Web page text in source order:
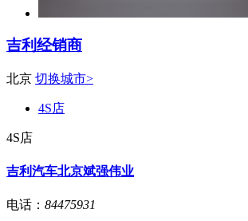
吉利经销商
北京 切换城市>
4S店
4S店
吉利汽车北京斌强伟业
电话： 84475931